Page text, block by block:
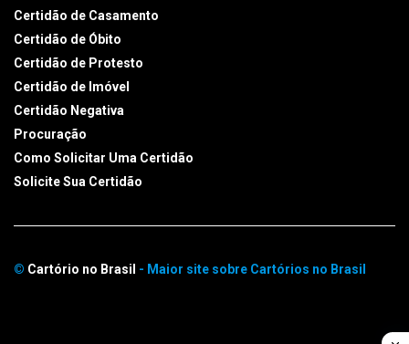
Certidão de Casamento
Certidão de Óbito
Certidão de Protesto
Certidão de Imóvel
Certidão Negativa
Procuração
Como Solicitar Uma Certidão
Solicite Sua Certidão
© Cartório no Brasil - Maior site sobre Cartórios no Brasil